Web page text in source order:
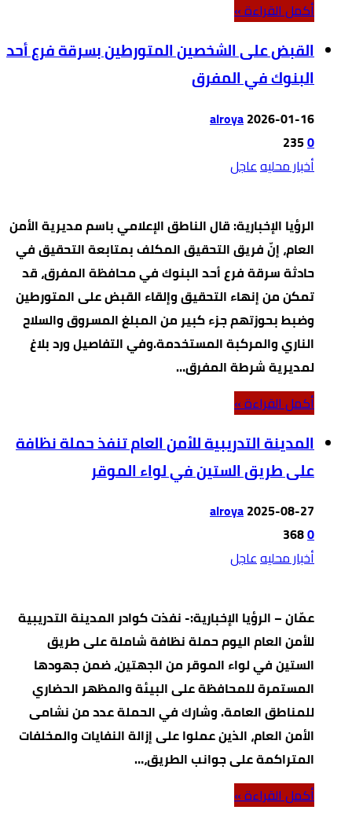
‫أكمل القراءة »‬
القبض على الشخصين المتورطين بسرقة فرع أحد
البنوك في المفرق
alroya2026-01-16
0
235
أخبار محليهعاجل
الرؤيا الإخبارية: قال الناطق الإعلامي باسم مديرية الأمن
العام، إنّ فريق التحقيق المكلف بمتابعة التحقيق في
حادثة سرقة فرع أحد البنوك في محافظة المفرق، قد
تمكن من إنهاء التحقيق وإلقاء القبض على المتورطين
وضبط بحوزتهم جزء كبير من المبلغ المسروق والسلاح
الناري والمركبة المستخدمة.وفي التفاصيل ورد بلاغ
لمديرية شرطة المفرق…
‫أكمل القراءة »‬
المدينة التدريبية للأمن العام تنفذ حملة نظافة
على طريق الستين في لواء الموقر
alroya2025-08-27
0
368
أخبار محليهعاجل
عمّان – الرؤيا الإخبارية:- نفذت كوادر المدينة التدريبية
للأمن العام اليوم حملة نظافة شاملة على طريق
الستين في لواء الموقر من الجهتين، ضمن جهودها
المستمرة للمحافظة على البيئة والمظهر الحضاري
للمناطق العامة. وشارك في الحملة عدد من نشامى
الأمن العام، الذين عملوا على إزالة النفايات والمخلفات
المتراكمة على جوانب الطريق،…
‫أكمل القراءة »‬